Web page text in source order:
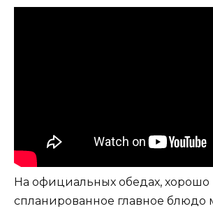
На официальных обедах, хорошо
спланированное главное блюдо